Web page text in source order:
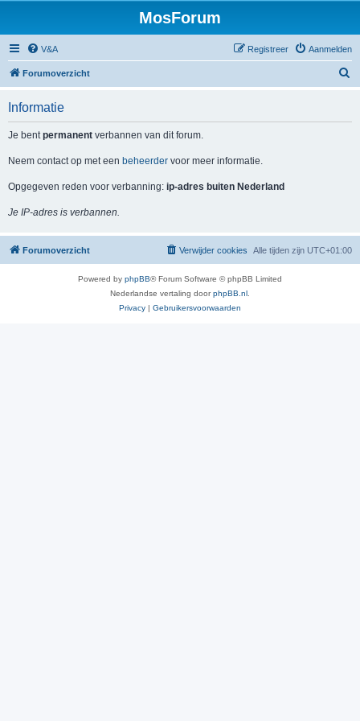
MosForum
V&A Aanmelden
Registreer
Forumoverzicht
Informatie
Je bentpermanent verbannen van dit forum.
Neem contact op met een beheerder voor meer informatie.
Opgegeven reden voor verbanning: ip-adres buiten Nederland
Je IP-adres is verbannen.
Forumoverzicht Alle tijden zijn UTC+01:00
Verwijder cookies
Powered by phpBB® Forum Software © phpBB Limited
Nederlandse vertaling doorphpBB.nl
Privacy | Gebruikersvoorwaarden